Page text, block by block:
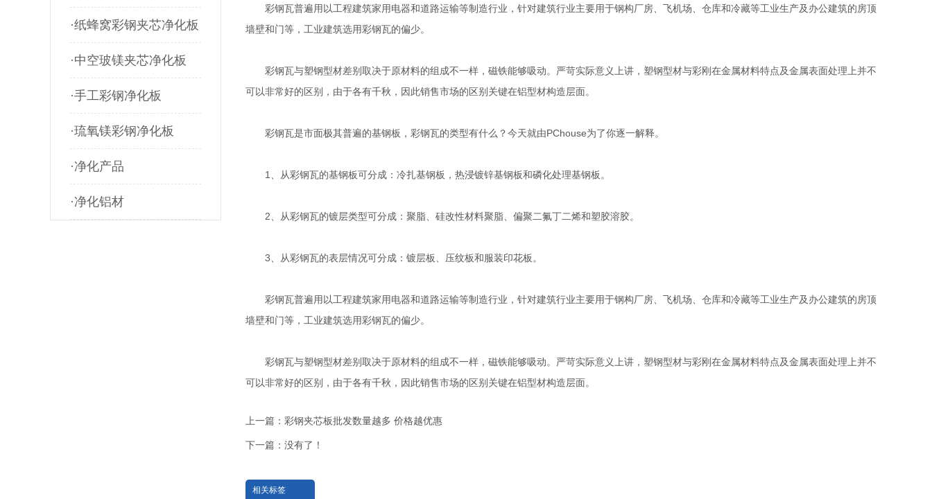
·纸蜂窝彩钢夹芯净化板
·中空玻镁夹芯净化板
·手工彩钢净化板
·琉氧镁彩钢净化板
·净化产品
·净化铝材
彩钢瓦普遍用以工程建筑家用电器和道路运输等制造行业，针对建筑行业主要用于钢构厂房、飞机场、仓库和冷藏等工业生产及办公建筑的房顶
墙壁和门等，工业建筑选用彩钢瓦的偏少。
彩钢瓦与塑钢型材差别取决于原材料的组成不一样，磁铁能够吸动。严苛实际意义上讲，塑钢型材与彩刚在金属材料特点及金属表面处理上并不
可以非常好的区别，由于各有千秋，因此销售市场的区别关键在铝型材构造层面。
彩钢瓦是市面极其普遍的基钢板，彩钢瓦的类型有什么？今天就由PChouse为了你逐一解释。
1、从彩钢瓦的基钢板可分成：冷扎基钢板，热浸镀锌基钢板和磷化处理基钢板。
2、从彩钢瓦的镀层类型可分成：聚脂、硅改性材料聚脂、偏聚二氟丁二烯和塑胶溶胶。
3、从彩钢瓦的表层情况可分成：镀层板、压纹板和服装印花板。
彩钢瓦普遍用以工程建筑家用电器和道路运输等制造行业，针对建筑行业主要用于钢构厂房、飞机场、仓库和冷藏等工业生产及办公建筑的房顶
墙壁和门等，工业建筑选用彩钢瓦的偏少。
彩钢瓦与塑钢型材差别取决于原材料的组成不一样，磁铁能够吸动。严苛实际意义上讲，塑钢型材与彩刚在金属材料特点及金属表面处理上并不
可以非常好的区别，由于各有千秋，因此销售市场的区别关键在铝型材构造层面。
上一篇： 彩钢夹芯板批发数量越多 价格越优惠
下一篇：没有了！
相关标签